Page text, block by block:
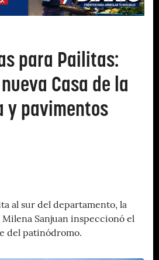
para Pailitas:
Casa de la
y pavimentos
al sur del departamento, la
Milena Sanjuan inspeccionó el
del patinódromo.